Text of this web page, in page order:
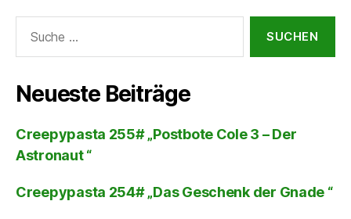
P
a
y
e
r
nach:
Neueste Beiträge
Creepypasta 255# „Postbote Cole 3 – Der
Astronaut “
Creepypasta 254# „Das Geschenk der Gnade “